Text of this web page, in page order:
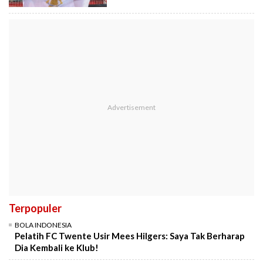
Terpopuler
BOLA INDONESIA
Pelatih FC Twente Usir Mees Hilgers: Saya Tak Berharap
Dia Kembali ke Klub!